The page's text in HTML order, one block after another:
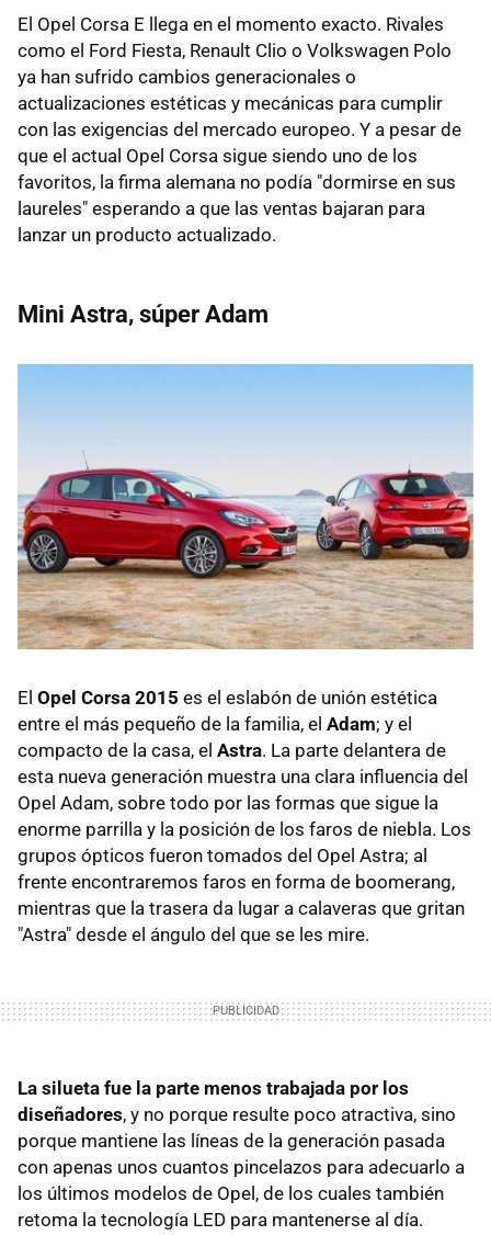
El Opel Corsa E llega en el momento exacto. Rivales
como el Ford Fiesta, Renault Clio o Volkswagen Polo
ya han sufrido cambios generacionales o
actualizaciones estéticas y mecánicas para cumplir
con las exigencias del mercado europeo. Y a pesar de
que el actual Opel Corsa sigue siendo uno de los
favoritos, la firma alemana no podía "dormirse en sus
laureles" esperando a que las ventas bajaran para
lanzar un producto actualizado.
Mini Astra, súper Adam
El Opel Corsa 2015 es el eslabón de unión estética
entre el más pequeño de la familia, el Adam; y el
compacto de la casa, el Astra. La parte delantera de
esta nueva generación muestra una clara influencia del
Opel Adam, sobre todo por las formas que sigue la
enorme parrilla y la posición de los faros de niebla. Los
grupos ópticos fueron tomados del Opel Astra; al
frente encontraremos faros en forma de boomerang,
mientras que la trasera da lugar a calaveras que gritan
"Astra" desde el ángulo del que se les mire.
La silueta fue la parte menos trabajada por los
diseñadores, y no porque resulte poco atractiva, sino
porque mantiene las líneas de la generación pasada
con apenas unos cuantos pincelazos para adecuarlo a
los últimos modelos de Opel, de los cuales también
retoma la tecnología LED para mantenerse al día.